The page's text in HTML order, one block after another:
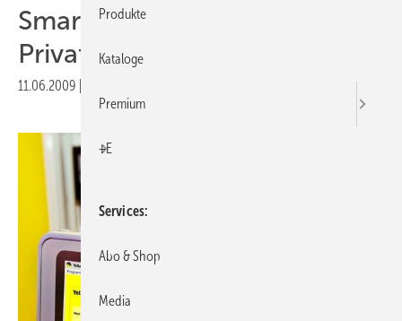
Smart Metering bei
Privatkunden unbekannt
11.06.2009
Produkte
Kataloge
Premium
+E
Services
Abo & Shop
Media